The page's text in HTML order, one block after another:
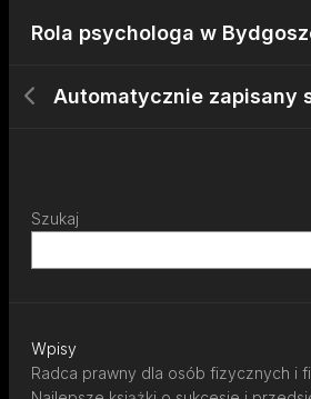
Automatycznie zapisany
Szukaj
Wpisy
Radca prawny dla osób fizycznych i